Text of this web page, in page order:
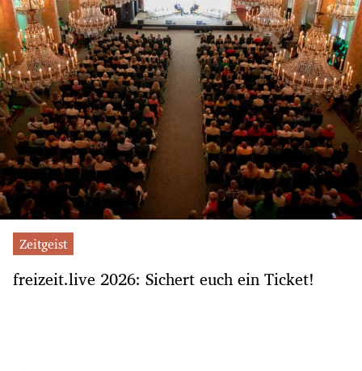
Zeitgeist
freizeit.live 2026: Sichert euch ein Ticket!